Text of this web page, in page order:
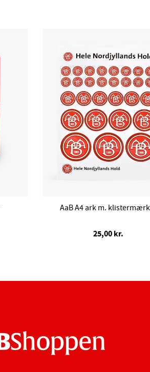
AaB A4 ark m.
25,00 kr.